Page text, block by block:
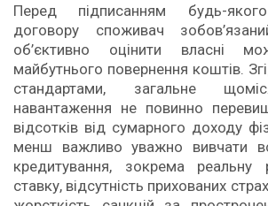
Перед підписанням будь-
договору споживач
об’єктивно оцінити власні
майбутнього повернення коштів.
стандартами, загальне
навантаження не повинно
відсотків від сумарного доходу
менш важливо уважно вивчати
кредитування, зокрема реальну
ставку, відсутність прихованих